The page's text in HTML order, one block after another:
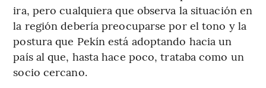
ira, pero cualquiera que observa la situación en
la región debería preocuparse por el tono y la
postura que Pekín está adoptando hacia un
país al que, hasta hace poco, trataba como un
socio cercano.